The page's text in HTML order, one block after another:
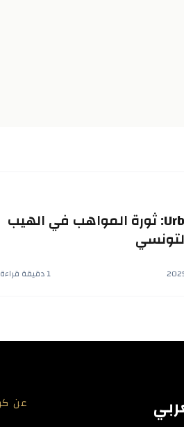
Urban Fen: ثورة المواهب في الهيب
1 دقيقة قراءة
عن